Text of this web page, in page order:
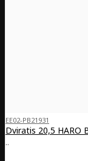
EE02-PB21931
Dviratis 20,5 HARO
..